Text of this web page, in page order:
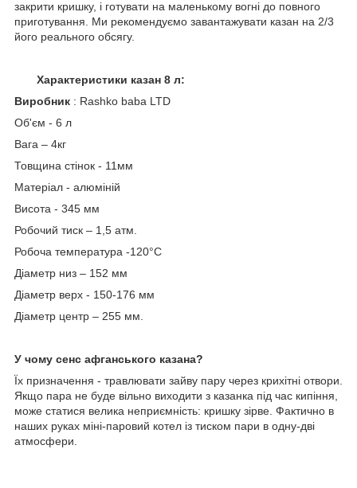
закрити кришку, і готувати на маленькому вогні до повного
приготування. Ми рекомендуємо завантажувати казан на 2/3
його реального обсягу.
Характеристики казан 8 л:
Виробник : Rashko baba LTD
Об'єм - 6 л
Вага – 4кг
Товщина стінок - 11мм
Матеріал - алюміній
Висота - 345 мм
Робочий тиск – 1,5 атм.
Робоча температура -120°С
Діаметр низ – 152 мм
Діаметр верх - 150-176 мм
Діаметр центр – 255 мм.
У чому сенс афганського казана?
Їх призначення - травлювати зайву пару через крихітні отвори.
Якщо пара не буде вільно виходити з казанка під час кипіння,
може статися велика неприємність: кришку зірве. Фактично в
наших руках міні-паровий котел із тиском пари в одну-дві
атмосфери.